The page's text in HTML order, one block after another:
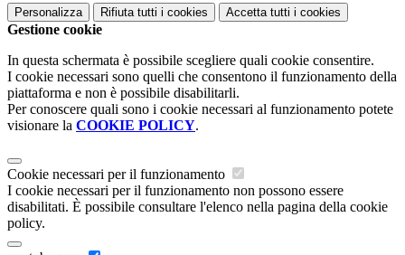
Personalizza Rifiuta tutti i cookies Accetta tutti i cookies
Gestione cookie
In questa schermata è possibile scegliere quali cookie consentire.
I cookie necessari sono quelli che consentono il funzionamento della
piattaforma e non è possibile disabilitarli.
Per conoscere quali sono i cookie necessari al funzionamento potete
visionare la COOKIE POLICY.
Cookie necessari per il funzionamento
I cookie necessari per il funzionamento non possono essere
disabilitati. È possibile consultare l'elenco nella pagina della cookie
policy.